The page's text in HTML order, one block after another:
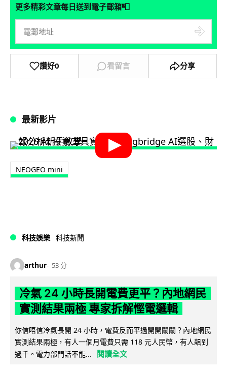
更多精彩文章每日送到電子郵箱📮
讚好0 看留言 分享
最新影片
NEOGEO mini
科技娛樂 科技新聞
arthur 53 分
冷氣 24 小時長開電費更平？內地網民
實測結果兩極 專家拆解慳電邏輯
你信唔信冷氣長開 24 小時，電費反而平過開開關關？內地網民
實測結果兩極，有人一個月電費只需 118 元人民幣，有人飆到
過千。電力部門話不能...
閱讀全文